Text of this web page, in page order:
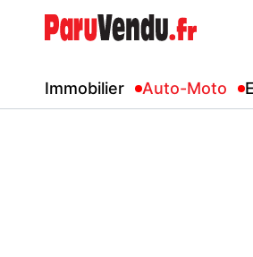
Immobilier Auto-Moto